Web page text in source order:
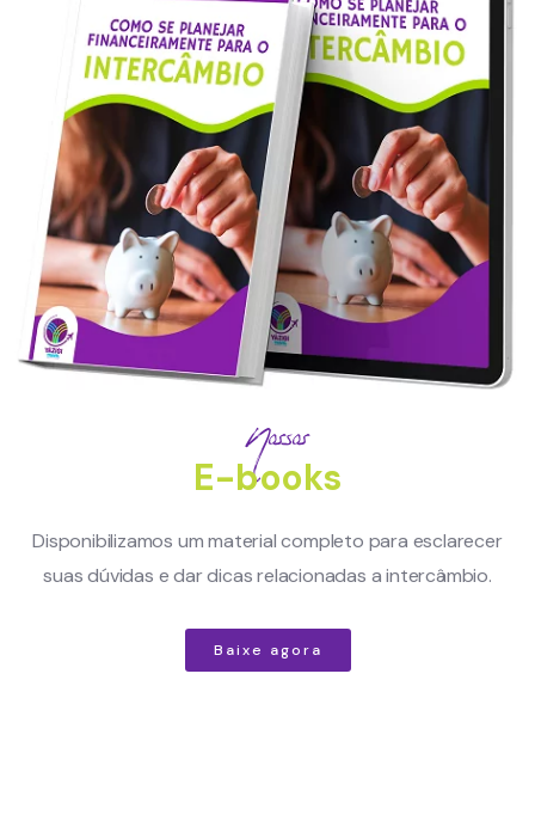
Nossos
E-books
Disponibilizamos um material completo para esclarecer
suas dúvidas e dar dicas relacionadas a intercâmbio.
Baixe agora